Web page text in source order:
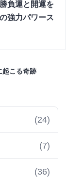
負運と開運を
強力パワース
起こる奇跡
(24)
(7)
(36)